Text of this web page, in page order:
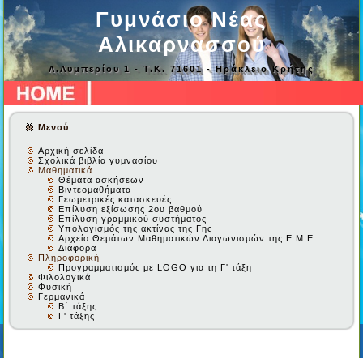
Γυμνάσιο Νέας
Αλικαρνασσού
Λ.Λυμπερίου 1 - Τ.Κ. 71601 - Ηράκλειο Κρήτης
Μενού
Αρχική σελίδα
Σχολικά βιβλία γυμνασίου
Μαθηματικά
Θέματα ασκήσεων
Βιντεομαθήματα
Γεωμετρικές κατασκευές
Επίλυση εξίσωσης 2ου βαθμού
Επίλυση γραμμικού συστήματος
Υπολογισμός της ακτίνας της Γης
Αρχείο Θεμάτων Μαθηματικών Διαγωνισμών της Ε.Μ.Ε.
Διάφορα
Πληροφορική
Προγραμματισμός με LOGO για τη Γ' τάξη
Φιλολογικά
Φυσική
Γερμανικά
Β΄ τάξης
Γ' τάξης